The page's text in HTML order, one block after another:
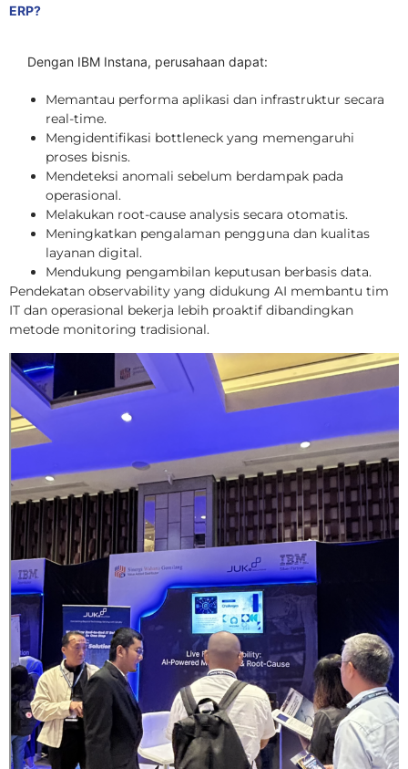
ERP?
Dengan IBM Instana, perusahaan dapat:
Memantau performa aplikasi dan infrastruktur secara
real-time.
Mengidentifikasi bottleneck yang memengaruhi
proses bisnis.
Mendeteksi anomali sebelum berdampak pada
operasional.
Melakukan root-cause analysis secara otomatis.
Meningkatkan pengalaman pengguna dan kualitas
layanan digital.
Mendukung pengambilan keputusan berbasis data.
Pendekatan observability yang didukung AI membantu tim
IT dan operasional bekerja lebih proaktif dibandingkan
metode monitoring tradisional.